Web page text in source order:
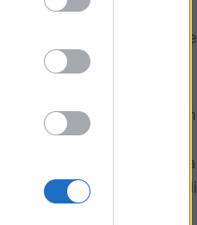
seguire alcune
su queste
possono gravare
per recuperare